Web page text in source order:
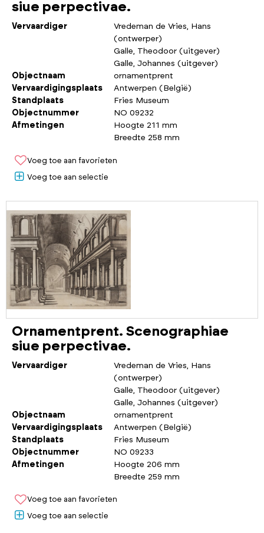
siue perpectivae.
Vervaardiger
Vredeman de Vries, Hans
(ontwerper)
Galle, Theodoor (uitgever)
Galle, Johannes (uitgever)
Objectnaam
ornamentprent
Vervaardigingsplaats
Antwerpen (België)
Standplaats
Fries Museum
Objectnummer
NO 09232
Afmetingen
Hoogte 211 mm
Breedte 258 mm
Voeg toe aan favorieten
Voeg toe aan selectie
Ornamentprent. Scenographiae
siue perpectivae.
Vervaardiger
Vredeman de Vries, Hans
(ontwerper)
Galle, Theodoor (uitgever)
Galle, Johannes (uitgever)
Objectnaam
ornamentprent
Vervaardigingsplaats
Antwerpen (België)
Standplaats
Fries Museum
Objectnummer
NO 09233
Afmetingen
Hoogte 206 mm
Breedte 259 mm
Voeg toe aan favorieten
Voeg toe aan selectie